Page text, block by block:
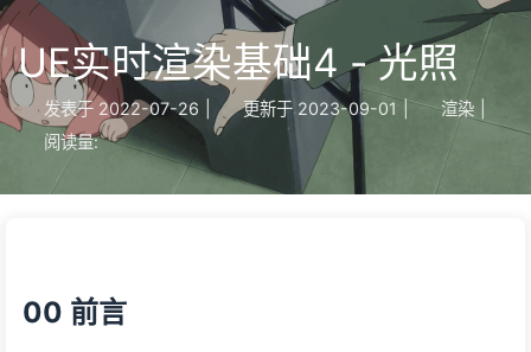
UE实时渲染基础4 - 光照
发表于 2022-07-26 更新于 2023-09-01 渲染
阅读量:
00 前言